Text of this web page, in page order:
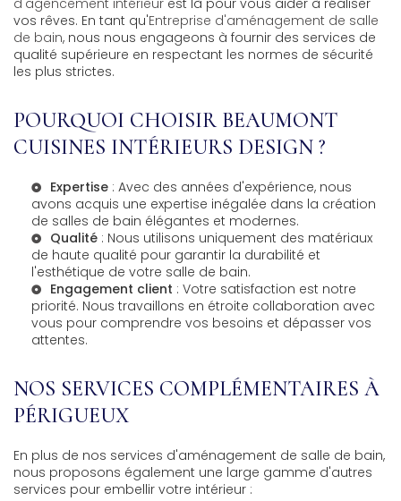
d'agencement intérieur est là pour vous aider à réaliser
vos rêves. En tant qu'Entreprise d'aménagement de salle
de bain, nous nous engageons à fournir des services de
qualité supérieure en respectant les normes de sécurité
les plus strictes.
POURQUOI CHOISIR BEAUMONT
CUISINES INTÉRIEURS DESIGN ?
Expertise : Avec des années d'expérience, nous
avons acquis une expertise inégalée dans la création
de salles de bain élégantes et modernes.
Qualité : Nous utilisons uniquement des matériaux
de haute qualité pour garantir la durabilité et
l'esthétique de votre salle de bain.
Engagement client : Votre satisfaction est notre
priorité. Nous travaillons en étroite collaboration avec
vous pour comprendre vos besoins et dépasser vos
attentes.
NOS SERVICES COMPLÉMENTAIRES À
PÉRIGUEUX
En plus de nos services d'aménagement de salle de bain,
nous proposons également une large gamme d'autres
services pour embellir votre intérieur :